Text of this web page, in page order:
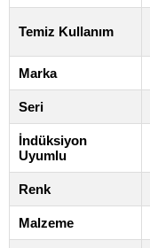
Temiz Kullanım
Marka
Seri
İndüksiyon
Uyumlu
Renk
Malzeme